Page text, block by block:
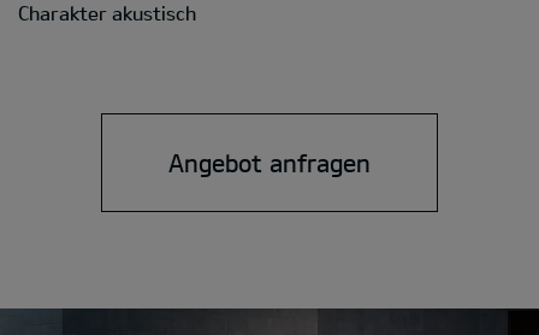
Charakter akustisch
Angebot anfragen